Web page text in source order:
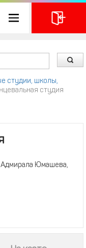
студии, школы,
студия
Адмирала Юмашева,